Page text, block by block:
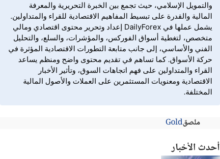
والتمويل الإسلامي، حيث تجمع بين الخبرة التحريرية والمعرفة
المالية والقدرة على تبسيط المفاهيم الاقتصادية للقراء والمتداولين.
يشمل عملها في DailyForex إعداد وتحرير محتوى اقتصادي ومالي
متخصص، لتغطية أسواق الفوركس، والمؤشرات، والسلع، والتحليل
الفني والأساسي، إلى جانب متابعة التطورات الاقتصادية المؤثرة في
حركة الأسواق. كما تساهم في تقديم محتوى واضح ومنظم يساعد
القراء والمتداولين على فهم اتجاهات السوق، وتأثير الأخبار
الاقتصادية ومعنويات المستثمرين على العملات والأصول المالية
المختلفة.
ملصقGold
أحدث الأخبار